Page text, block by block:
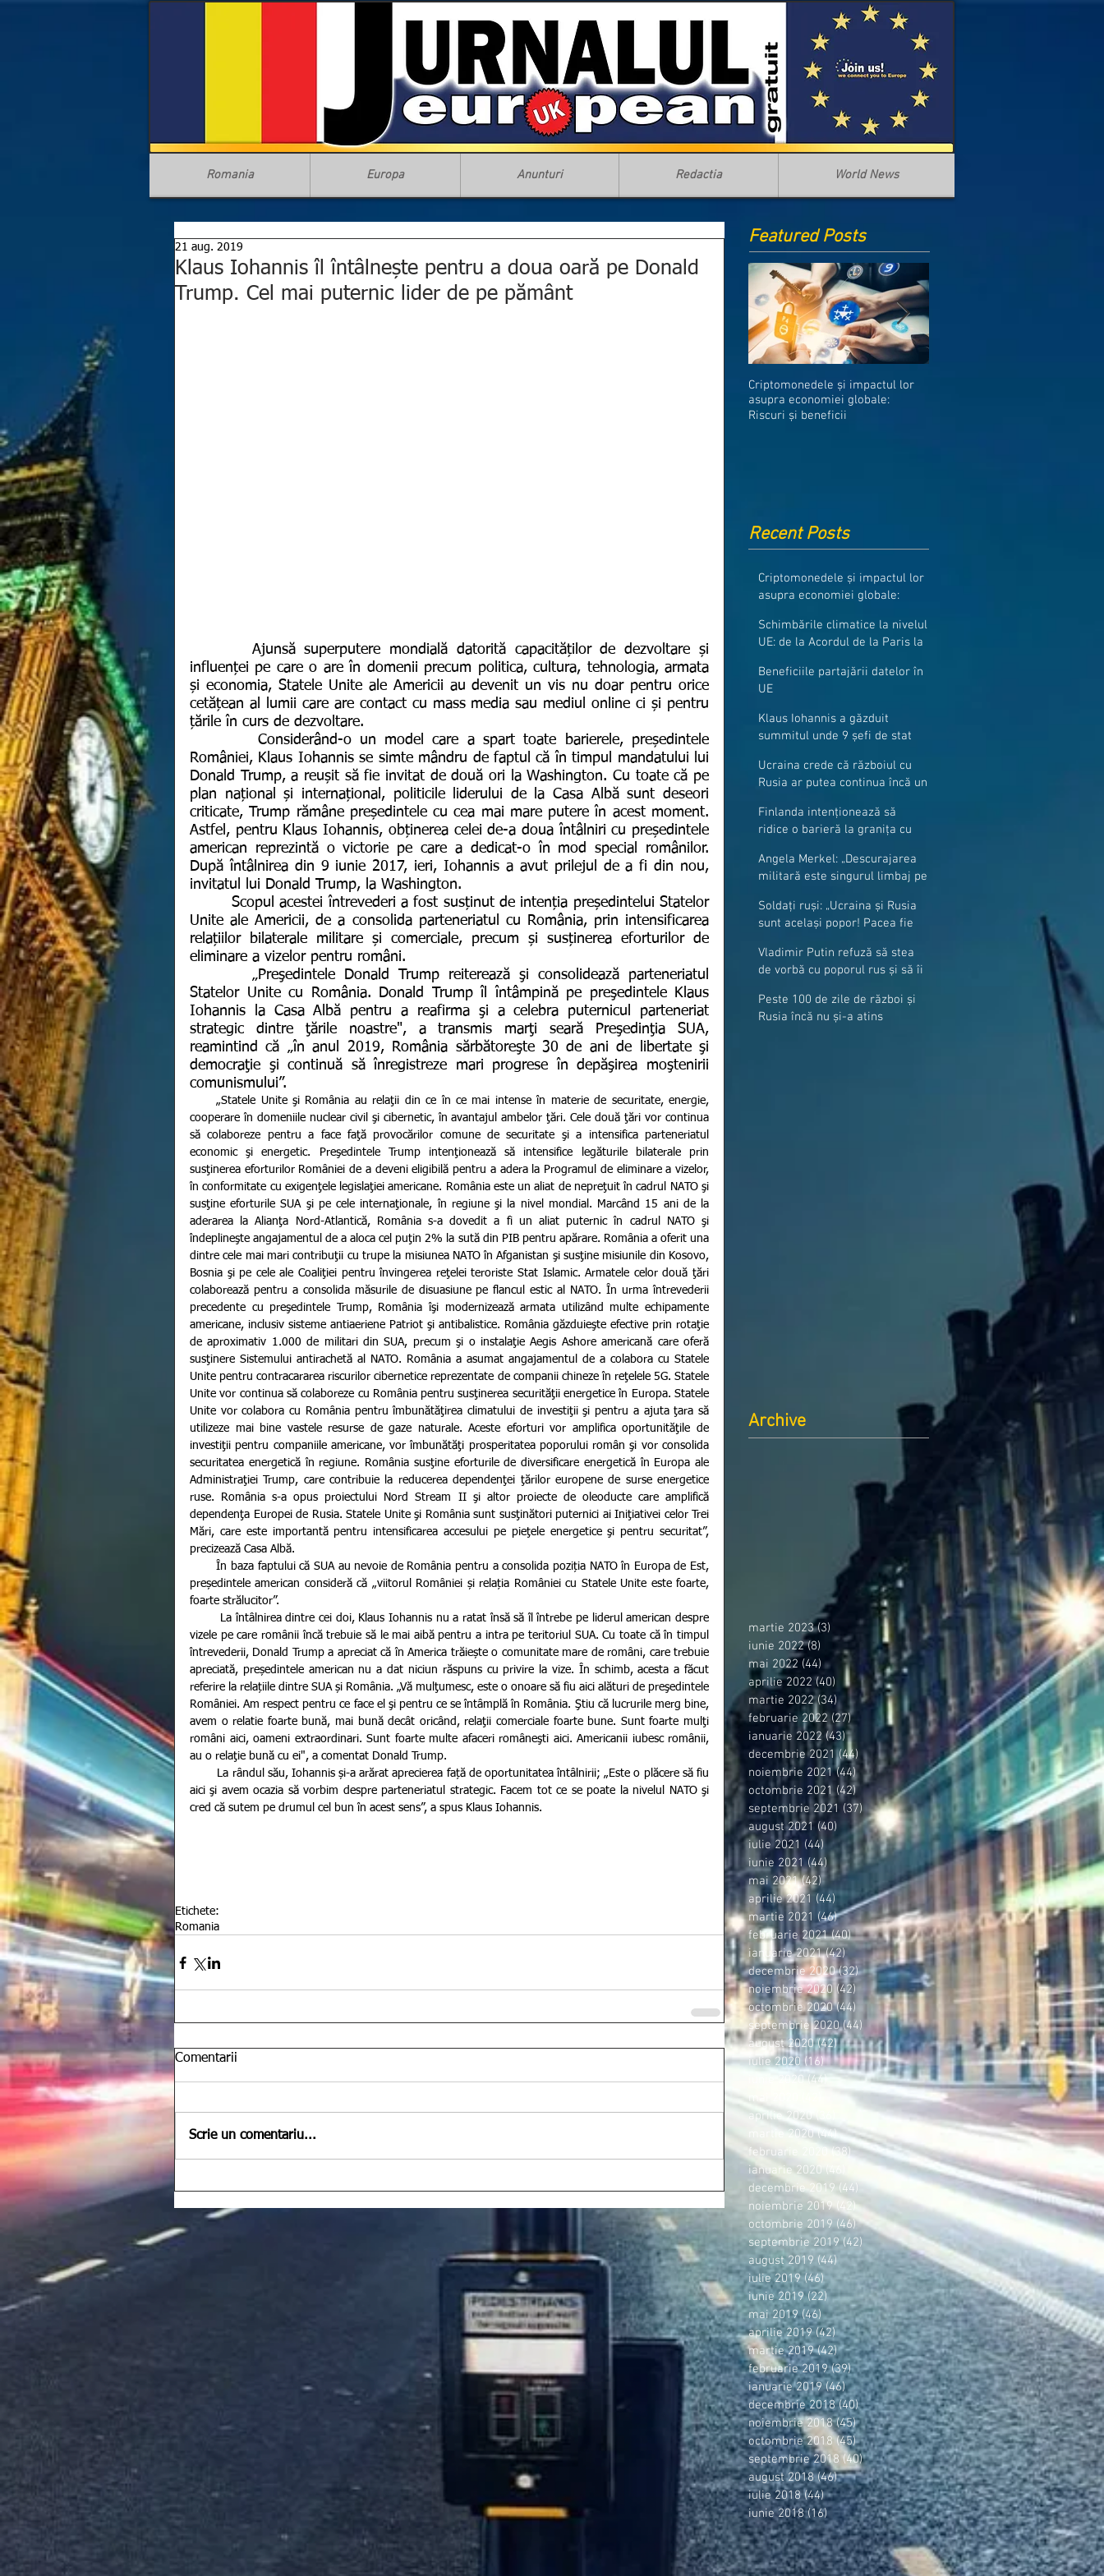
Romania Europa Anunturi Redactia World News
Klaus Iohannis îl întâlnește pentru a doua oară pe Donald
Trump. Cel mai puternic lider de pe pământ
21 aug. 2019
influenței pe care o are în domenii precum politica, cultura, tehnologia, armata
și economia, Statele Unite ale Americii au devenit un vis nu doar pentru orice
cetățean al lumii care are contact cu mass media sau mediul online ci și pentru
țările în curs de dezvoltare.
României, Klaus Iohannis se simte mândru de faptul că în timpul mandatului lui
Donald Trump, a reușit să fie invitat de două ori la Washington. Cu toate că pe
plan național și internațional, politicile liderului de la Casa Albă sunt deseori
criticate, Trump rămâne președintele cu cea mai mare putere în acest moment.
Astfel, pentru Klaus Iohannis, obținerea celei de-a doua întâlniri cu președintele
american reprezintă o victorie pe care a dedicat-o în mod special românilor.
După întâlnirea din 9 iunie 2017, ieri, Iohannis a avut prilejul de a fi din nou,
invitatul lui Donald Trump, la Washington.
Unite ale Americii, de a consolida parteneriatul cu România, prin intensificarea
relațiilor bilaterale militare și comerciale, precum și susținerea eforturilor de
eliminare a vizelor pentru români.
       „Preşedintele Donald Trump reiterează şi consolidează parteneriatul
Statelor Unite cu România. Donald Trump îl întâmpină pe preşedintele Klaus
Iohannis la Casa Albă pentru a reafirma şi a celebra puternicul parteneriat
strategic dintre ţările noastre", a transmis marţi seară Preşedinţia SUA,
reamintind că „în anul 2019, România sărbătoreşte 30 de ani de libertate şi
democraţie şi continuă să înregistreze mari progrese în depăşirea moştenirii
comunismului”.
     „Statele Unite şi România au relaţii din ce în ce mai intense în materie de securitate, energie,
cooperare în domeniile nuclear civil şi cibernetic, în avantajul ambelor ţări. Cele două ţări vor continua
să colaboreze pentru a face faţă provocărilor comune de securitate şi a intensifica parteneriatul
economic şi energetic. Preşedintele Trump intenţionează să intensifice legăturile bilaterale prin
susţinerea eforturilor României de a deveni eligibilă pentru a adera la Programul de eliminare a vizelor,
în conformitate cu exigenţele legislaţiei americane. România este un aliat de nepreţuit în cadrul NATO şi
susţine eforturile SUA şi pe cele internaţionale, în regiune şi la nivel mondial. Marcând 15 ani de la
aderarea la Alianţa Nord-Atlantică, România s-a dovedit a fi un aliat puternic în cadrul NATO şi
îndeplineşte angajamentul de a aloca cel puţin 2% la sută din PIB pentru apărare. România a oferit una
dintre cele mai mari contribuţii cu trupe la misiunea NATO în Afganistan şi susţine misiunile din Kosovo,
Bosnia şi pe cele ale Coaliţiei pentru învingerea reţelei teroriste Stat Islamic. Armatele celor două ţări
colaborează pentru a consolida măsurile de disuasiune pe flancul estic al NATO. În urma întrevederii
precedente cu preşedintele Trump, România îşi modernizează armata utilizând multe echipamente
americane, inclusiv sisteme antiaeriene Patriot şi antibalistice. România găzduieşte efective prin rotaţie
de aproximativ 1.000 de militari din SUA, precum şi o instalaţie Aegis Ashore americană care oferă
susţinere Sistemului antirachetă al NATO. România a asumat angajamentul de a colabora cu Statele
Unite pentru contracararea riscurilor cibernetice reprezentate de companii chineze în reţelele 5G. Statele
Unite vor continua să colaboreze cu România pentru susţinerea securităţii energetice în Europa. Statele
Unite vor colabora cu România pentru îmbunătăţirea climatului de investiţii şi pentru a ajuta ţara să
utilizeze mai bine vastele resurse de gaze naturale. Aceste eforturi vor amplifica oportunităţile de
investiţii pentru companiile americane, vor îmbunătăţi prosperitatea poporului român şi vor consolida
securitatea energetică în regiune. România susţine eforturile de diversificare energetică în Europa ale
Administraţiei Trump, care contribuie la reducerea dependenţei ţărilor europene de surse energetice
ruse. România s-a opus proiectului Nord Stream II şi altor proiecte de oleoducte care amplifică
dependenţa Europei de Rusia. Statele Unite şi România sunt susţinători puternici ai Iniţiativei celor Trei
Mări, care este importantă pentru intensificarea accesului pe pieţele energetice şi pentru securitat”,
precizează Casa Albă.
       În baza faptului că SUA au nevoie de România pentru a consolida poziția NATO în Europa de Est,
președintele american consideră că „viitorul României și relația României cu Statele Unite este foarte,
foarte strălucitor”.
vizele pe care românii încă trebuie să le mai aibă pentru a intra pe teritoriul SUA. Cu toate că în timpul
întrevederii, Donald Trump a apreciat că în America trăiește o comunitate mare de români, care trebuie
apreciată, președintele american nu a dat niciun răspuns cu privire la vize. În schimb, acesta a făcut
referire la relațiile dintre SUA și România. „Vă mulţumesc, este o onoare să fiu aici alături de preşedintele
României. Am respect pentru ce face el şi pentru ce se întâmplă în România. Ştiu că lucrurile merg bine,
avem o relatie foarte bună, mai bună decât oricând, relaţii comerciale foarte bune. Sunt foarte mulţi
români aici, oameni extraordinari. Sunt foarte multe afaceri româneşti aici. Americanii iubesc românii,
au o relaţie bună cu ei", a comentat Donald Trump.
aici şi avem ocazia să vorbim despre parteneriatul strategic. Facem tot ce se poate la nivelul NATO şi
cred că sutem pe drumul cel bun în acest sens”, a spus Klaus Iohannis.
Etichete:
Romania
Comentarii
Scrie un comentariu...
Featured Posts
Criptomonedele și impactul lor
asupra economiei globale:
Riscuri și beneficii
Recent Posts
Criptomonedele și impactul lor
asupra economiei globale:
Schimbările climatice la nivelul
UE: de la Acordul de la Paris la
Beneficiile partajării datelor în
UE
Klaus Iohannis a găzduit
summitul unde 9 șefi de stat
granițe
Ucraina crede că războiul cu
Rusia ar putea continua încă un
Finlanda intenționează să
ridice o barieră la granița cu
Angela Merkel: „Descurajarea
militară este singurul limbaj pe
Soldați ruși: „Ucraina și Rusia
sunt același popor! Pacea fie
Vladimir Putin refuză să stea
de vorbă cu poporul rus și să îi
Peste 100 de zile de război și
Rusia încă nu și-a atins
Archive
martie 2023 (3) 3 postări
iunie 2022 (8) 8 postări
mai 2022 (44) 44 postări
aprilie 2022 (40) 40 postări
martie 2022 (34)34 postări
februarie 2022 (27)27 postări
ianuarie 2022 (43)43 postări
decembrie 2021 (44) 44 postări
noiembrie 2021 (44)44 postări
octombrie 2021 (42)42 postări
septembrie 2021 (37) 37 postări
august 2021 (40) 40 postări
iulie 2021 (44) 44 postări
iunie 2021 (44) 44 postări
mai 2021 (42)42 postări
aprilie 2021 (44) 44 postări
martie 2021 (46)46 postări
februarie 2021 (40)40 postări
ianuarie 2021 (42) 42 postări
decembrie 2020 (32)32 postări
noiembrie 2020 (42) 42 postări
octombrie 2020 (44) 44 postări
septembrie 2020 (44) 44 postări
august 2020 (42)42 postări
iulie 2020 (16)16 postări
iunie 2020 (44) 44 postări
mai 2020
42 postări
aprilie 2020 (36)
36 postări
martie 2020 (44)44 postări
februarie 2020
(38)38 postări
ianuarie 2020 (46)
46 postări
decembrie 2019 (44) 44 postări
noiembrie 2019 (42)42 postări
octombrie 2019 (46)46 postări
septembrie 2019 (42) 42 postări
august 2019 (44) 44 postări
iulie 2019 (46) 46 postări
iunie 2019 (22)22 postări
mai 2019 (46)46 postări
aprilie 2019 (42)42 postări
martie 2019 (42)42 postări
februarie 2019 (39)39 postări
ianuarie 2019 (46)46 postări
decembrie 2018 (40)40 postări
noiembrie 2018 (45)45 postări
octombrie 2018 (45)45 postări
septembrie 2018 (40)40 postări
august 2018 (46)46 postări
iulie 2018 (44)44 postări
iunie 2018 (16)16 postări